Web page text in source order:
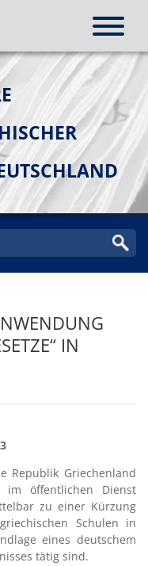
IN
Republik Griechenland
im öffentlichen Dienst
zu einer Kürzung
Schulen in
eines deutschem
tätig sind.